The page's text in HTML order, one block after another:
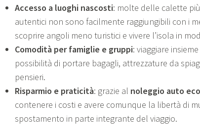
Accesso a luoghi nascosti: molte delle calette
autentici non sono facilmente raggiungibili con i
scoprire angoli meno turistici e vivere l’isola in
Comodità per famiglie e gruppi: viaggiare
possibilità di portare bagagli, attrezzature da
pensieri.
Risparmio e praticità: grazie al noleggio auto
contenere i costi e avere comunque la libertà di
spostamento in parte integrante del viaggio.